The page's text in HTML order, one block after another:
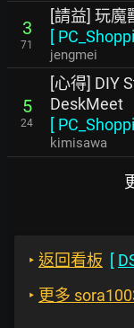
3
71
[請益] 玩魔
[
jengmei
5
24
[心得] DIY
DeskMeet
[
kimisawa
‣ 返回看板 [
‣ 更多